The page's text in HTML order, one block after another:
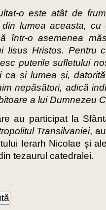
o este atât de
din lumea aceasta,
într-o asemenea
Iisus Hristos. Pentru
puterile sufletului
ca și lumea și,
nepăsători, adică
a lui Dumnezeu
au participat la
Transilvaniei,
Ierarh Nicolae și
tezaurul catedralei.